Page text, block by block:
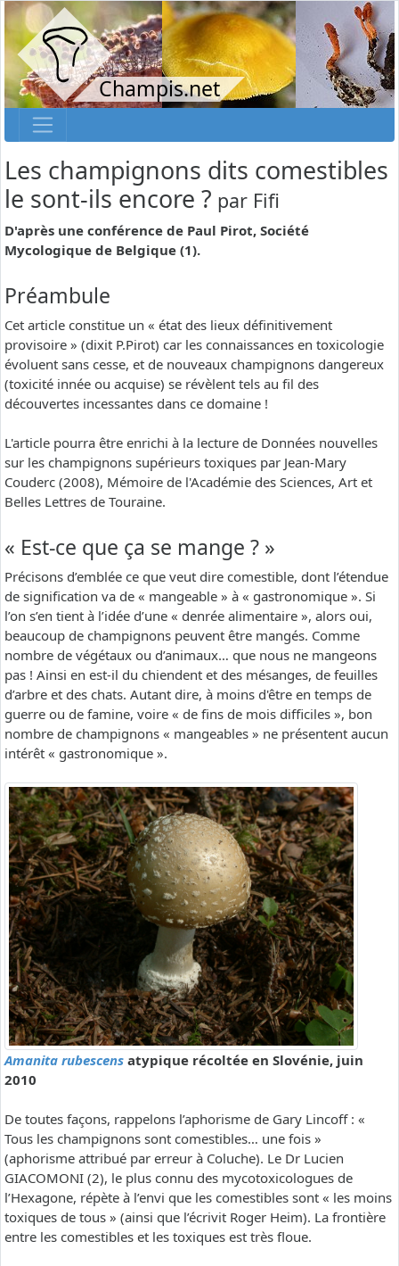
Champis.net
Les champignons dits comestibles
le sont-ils encore ? par Fifi
D'après une conférence de Paul Pirot, Société
Mycologique de Belgique (1).
Préambule
Cet article constitue un « état des lieux définitivement
provisoire » (dixit P.Pirot) car les connaissances en toxicologie
évoluent sans cesse, et de nouveaux champignons dangereux
(toxicité innée ou acquise) se révèlent tels au fil des
découvertes incessantes dans ce domaine !
L'article pourra être enrichi à la lecture de Données nouvelles
sur les champignons supérieurs toxiques par Jean-Mary
Couderc (2008), Mémoire de l'Académie des Sciences, Art et
Belles Lettres de Touraine.
« Est-ce que ça se mange ? »
Précisons d’emblée ce que veut dire comestible, dont l’étendue
de signification va de « mangeable » à « gastronomique ». Si
l’on s’en tient à l’idée d’une « denrée alimentaire », alors oui,
beaucoup de champignons peuvent être mangés. Comme
nombre de végétaux ou d’animaux… que nous ne mangeons
pas ! Ainsi en est-il du chiendent et des mésanges, de feuilles
d’arbre et des chats. Autant dire, à moins d'être en temps de
guerre ou de famine, voire « de fins de mois difficiles », bon
nombre de champignons « mangeables » ne présentent aucun
intérêt « gastronomique ».
Amanita rubescens atypique récoltée en Slovénie, juin
2010
De toutes façons, rappelons l’aphorisme de Gary Lincoff : «
Tous les champignons sont comestibles… une fois »
(aphorisme attribué par erreur à Coluche). Le Dr Lucien
GIACOMONI (2), le plus connu des mycotoxicologues de
l’Hexagone, répète à l’envi que les comestibles sont « les moins
toxiques de tous » (ainsi que l’écrivit Roger Heim). La frontière
entre les comestibles et les toxiques est très floue.